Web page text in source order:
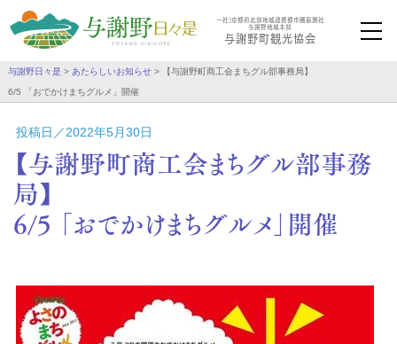
一社）京都府北部地域連携都市圏振興社
与謝野地域本部
与謝野町観光協会
与謝野日々是 > あたらしいお知らせ> 【与謝野町商工会まちグル部事務局】
6/5 「おでかけまちグルメ」開催
投稿日／2022年5月30日
【与謝野町商工会まちグル部事務
局】
6/5 「おでかけまちグルメ」開催